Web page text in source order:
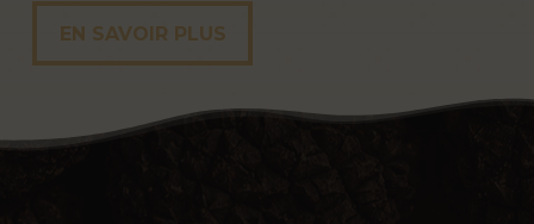
EN SAVOIR PLUS
EN SAVOIR PLUS